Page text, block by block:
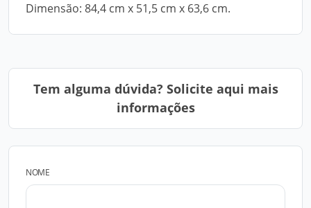
Dimensão: 84,4 cm x 51,5 cm x 63,6 cm.
Tem alguma dúvida? Solicite aqui mais
informações
NOME